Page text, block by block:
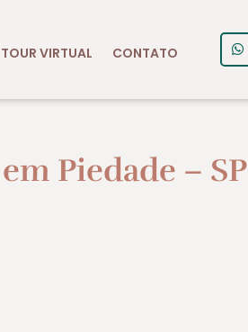
TOUR VIRTUAL CONTATO
Piedade – SP